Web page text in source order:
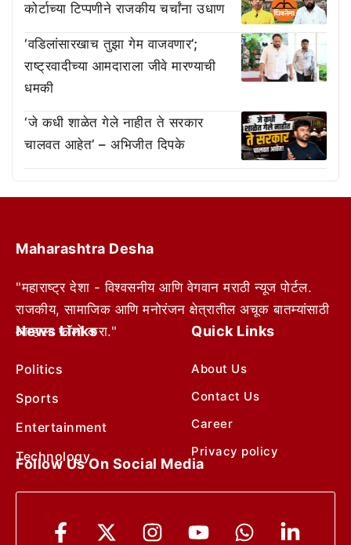
कोर्टाच्या टिप्पणीने राजकीय चर्चांना उधाण
‘वडिलांसारखाच तुझा गेम वाजवणार’;
राष्ट्रवादीच्या आमदाराला जीवे मारण्याची
धमकी
‘जे कधी शाळेत गेले नाहीत ते सरकार
चालवत आहेत’ – अभिजीत दिपके
Maharashtra Desha
"महाराष्ट्र देशा - विश्वसनीय आणि वेगवान मराठी न्यूज पोर्टल.
राजकीय, सामाजिक आणि मनोरंजन क्षेत्रातील अचूक बातम्यांसाठी
आम्हाला फॉलो करा."
News Links
Politics
Sports
Entertainment
Technology
Quick Links
About Us
Contact Us
Career
Privacy policy
Follow Us On Social Media